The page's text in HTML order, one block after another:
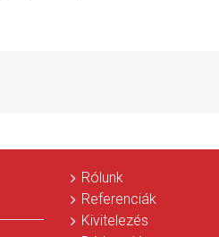
Rólunk
Referenciák
Kivitelezés